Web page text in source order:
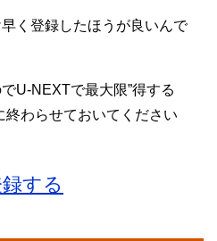
く登録したほうが良いんで
U-NEXTで最大限”得する
終わらせておいてください
する